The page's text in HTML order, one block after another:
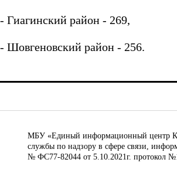
- Гиагинский район - 269,
- Шовгеновский район - 256.
МБУ «Единый информационный центр
службы по надзору в сфере связи,
№ ФС77-82044 от 5.10.2021г. протокол